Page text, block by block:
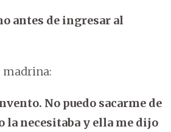
antes de ingresar al
madrina:
No puedo sacarme de
la necesitaba y ella me dijo